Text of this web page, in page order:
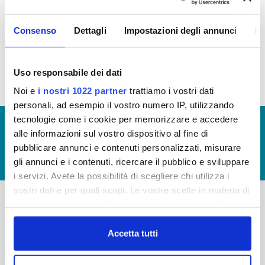
Consenso Dettagli Impostazioni degli annunci
Uso responsabile dei dati
Noi e i nostri 1022 partner trattiamo i vostri dati
personali, ad esempio il vostro numero IP, utilizzando
tecnologie come i cookie per memorizzare e accedere
alle informazioni sul vostro dispositivo al fine di
pubblicare annunci e contenuti personalizzati, misurare
gli annunci e i contenuti, ricercare il pubblico e sviluppare
i servizi. Avete la possibilità di scegliere chi utilizza i
vostri dati e per quali scopi. Le vostre scelte in materia di
in cui avete effettuato le vostre scelte. È possibile
modificare o revocare il proprio consenso in qualsiasi
momento dalla Dichiarazione sui cookie o facendo clic
Accetta tutti
AFFITTO
© Copyright 2017 - 2026
GLOSSARIO
GIUDICA IL SERVIZIO
LAVORA CON NOI
Via Villamagna 90/c -
-